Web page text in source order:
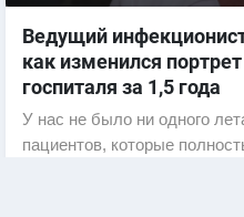
Ведущий
как изменился
госпиталя за 1,5 года
У нас не было ни одного
пациентов, которые